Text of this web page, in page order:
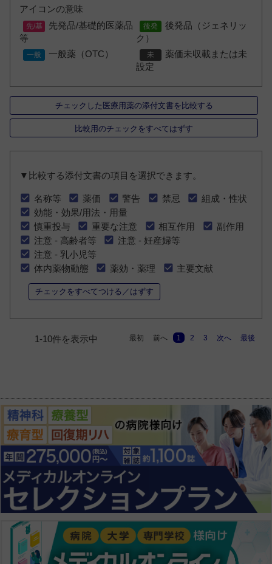
アイコンの意味
先発品/基礎的医薬品
等
後発品（ジェネリッ
ク）
一般薬（OTC）
薬価未収載または未
設定
チェックした医療用薬の添付文書を比較する
比較用のチェックをすべてはずす
▼比較する添付文書の項目を選択できます。
名称等 薬価 警告 禁忌
組成・性状
効能・効果/用法・用量
慎重投与
重要な注意 相互作用
副作用
注意 - 高齢者等
注意 - 妊産婦等
注意 - 乳小児等
体内薬物動態
薬効・薬理 主要文献
チェックをすべてつける／はずす
1-10件を表示中 最初 前へ 1 2 3 次へ 最後